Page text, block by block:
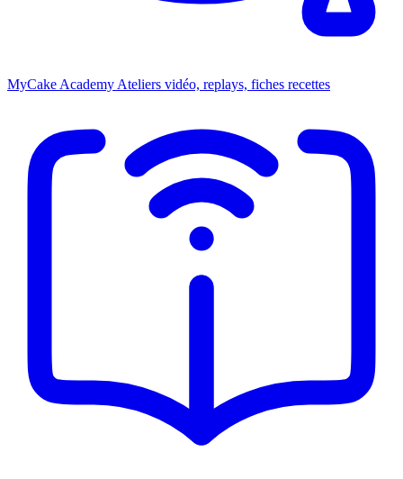
MyCake Academy Ateliers vidéo, replays, fiches recettes